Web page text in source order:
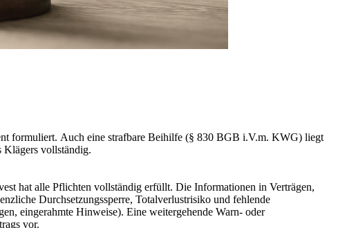
formuliert. Auch eine strafbare Beihilfe (§ 830 BGB i.V.m. KWG) liegt
Klägers vollständig.
hat alle Pflichten vollständig erfüllt. Die Informationen in Verträgen,
Durchsetzungssperre, Totalverlustrisiko und fehlende
eingerahmte Hinweise). Eine weitergehende Warn- oder
vor.